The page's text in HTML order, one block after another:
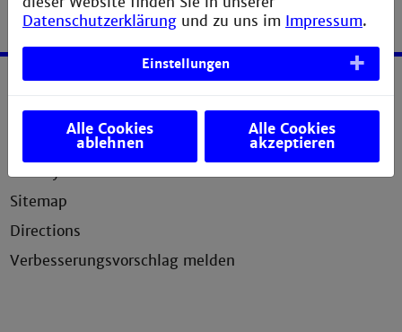
Legal notice
Privacy statement
Sitemap
Directions
Verbesserungsvorschlag melden
Datenschutzerklärung und zu uns im Impressum.
Einstellungen
Alle Cookies
ablehnen
Alle Cookies
akzeptieren